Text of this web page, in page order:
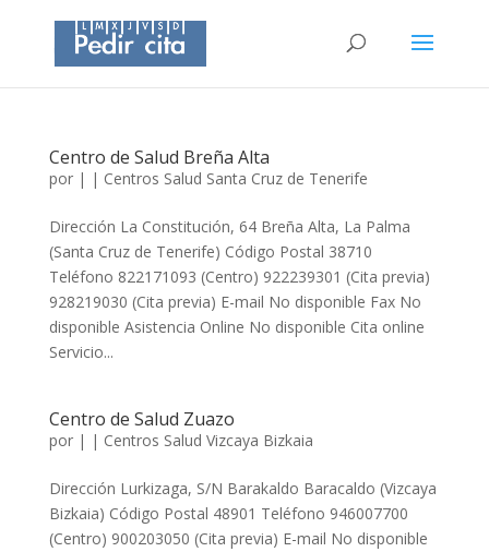
Centro de Salud Breña Alta
por | | Centros Salud Santa Cruz de Tenerife
Dirección La Constitución, 64 Breña Alta, La Palma
(Santa Cruz de Tenerife) Código Postal 38710
Teléfono 822171093 (Centro) 922239301 (Cita previa)
928219030 (Cita previa) E-mail No disponible Fax No
disponible Asistencia Online No disponible Cita online
Servicio...
Centro de Salud Zuazo
por | | Centros Salud Vizcaya Bizkaia
Dirección Lurkizaga, S/N Barakaldo Baracaldo (Vizcaya
Bizkaia) Código Postal 48901 Teléfono 946007700
(Centro) 900203050 (Cita previa) E-mail No disponible